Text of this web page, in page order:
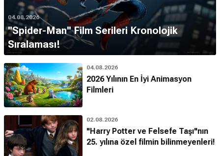
04.08.2026
''Spider-Man'' Film Serileri Kronolojik
Sıralaması!
04.08.2026
2026 Yılının En İyi Animasyon
Filmleri
02.08.2026
"Harry Potter ve Felsefe Taşı"nın
25. yılına özel filmin bilinmeyenleri!